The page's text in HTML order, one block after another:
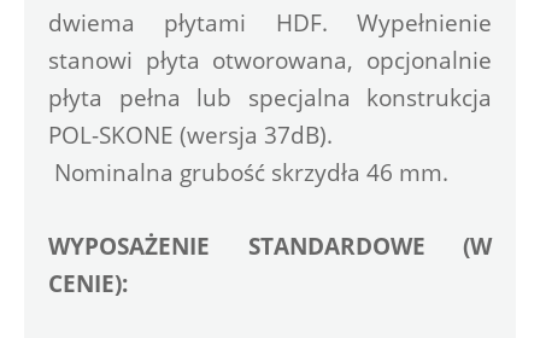
dwiema płytami HDF. Wypełnienie
stanowi płyta otworowana, opcjonalnie
płyta pełna lub specjalna konstrukcja
POL-SKONE (wersja 37dB).
Nominalna grubość skrzydła 46 mm.
WYPOSAŻENIE STANDARDOWE (W
CENIE):